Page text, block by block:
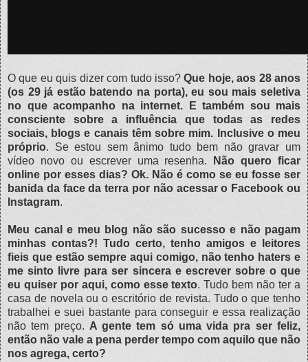
O que eu quis dizer com tudo isso?Que hoje, aos 28 anos
(os 29 já estão batendo na porta), eu sou mais seletiva
no que acompanho na internet. E também sou mais
consciente sobre a influência que todas as redes
sociais, blogs e canais têm sobre mim. Inclusive o meu
próprio. Se estou sem ânimo tudo bem não gravar um
vídeo novo ou escrever uma resenha.
Não quero ficar
online por esses dias? Ok. Não é como se eu fosse ser
banida da face da terra por não acessar o Facebook ou
Instagram.
Meu canal e meu blog não são sucesso e não pagam
minhas contas?! Tudo certo, tenho amigos e leitores
fieis que estão sempre aqui comigo, não tenho haters e
me sinto livre para ser sincera e escrever sobre o que
eu quiser por aqui, como esse texto. Tudo bem não ter a
casa de novela ou o escritório de revista. Tudo o que tenho
trabalhei e suei bastante para conseguir e essa realização
não tem preço. A gente tem só uma vida pra ser feliz,
então não vale a pena perder tempo com aquilo que não
nos agrega, certo?